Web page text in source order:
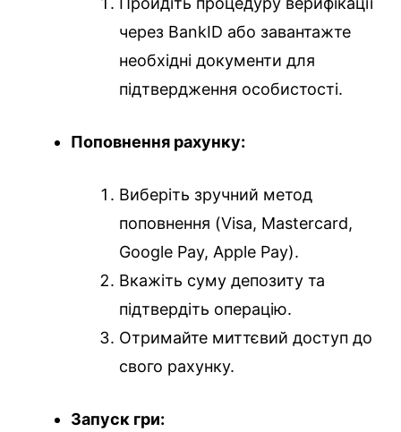
через BankID або завантажте
необхідні документи для
підтвердження особистості.
Поповнення рахунку:
Виберіть зручний метод
поповнення (Visa, Mastercard,
Google Pay, Apple Pay).
Вкажіть суму депозиту та
підтвердіть операцію.
Отримайте миттєвий доступ до
свого рахунку.
Запуск гри: